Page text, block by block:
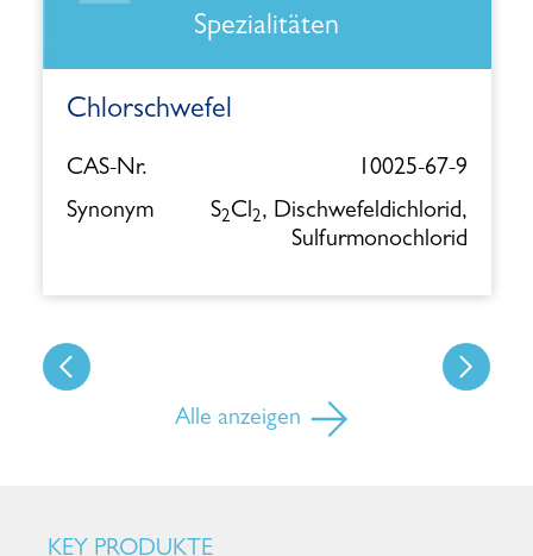
Spezialitäten
Chlorschwefel
CAS-Nr.
10025-67-9
Synonym
S2Cl2, Dischwefeldichlorid,
Sulfurmonochlorid
Alle anzeigen
KEY PRODUKTE